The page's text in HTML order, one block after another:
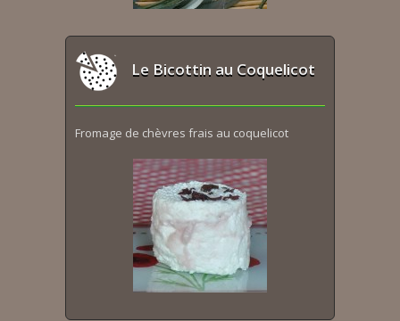
Le Bicottin au Coquelicot
Fromage de chèvres frais au coquelicot